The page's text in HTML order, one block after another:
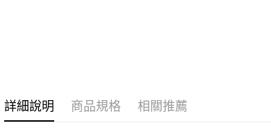
詳細說明 商品規格 相關推薦